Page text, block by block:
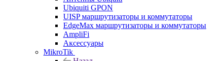
Ubiquiti GPON
UISP маршрутизаторы и коммутаторы
EdgeMax маршрутизаторы и коммутаторы
AmpliFi
Аксессуары
MikroTik